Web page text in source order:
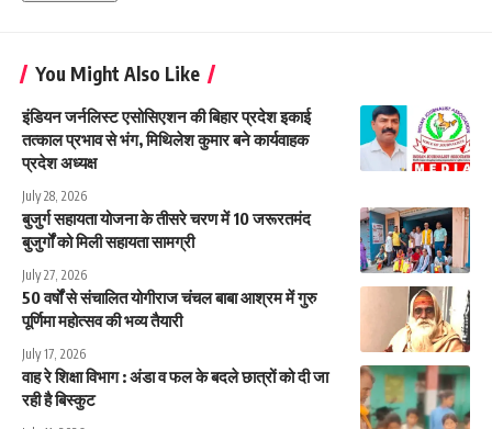
You Might Also Like
इंडियन जर्नलिस्ट एसोसिएशन की बिहार प्रदेश इकाई
तत्काल प्रभाव से भंग, मिथिलेश कुमार बने कार्यवाहक
प्रदेश अध्यक्ष
July 28, 2026
बुजुर्ग सहायता योजना के तीसरे चरण में 10 जरूरतमंद
बुजुर्गों को मिली सहायता सामग्री
July 27, 2026
50 वर्षों से संचालित योगीराज चंचल बाबा आश्रम में गुरु
पूर्णिमा महोत्सव की भव्य तैयारी
July 17, 2026
वाह रे शिक्षा विभाग : अंडा व फल के बदले छात्रों को दी जा
रही है बिस्कुट